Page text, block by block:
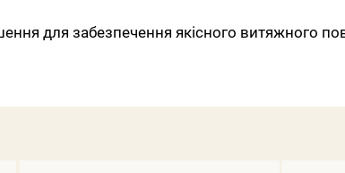
для забезпечення якісного витяжного